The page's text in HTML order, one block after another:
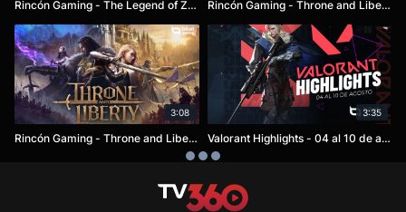
Rincón Gaming - The Legend of Zelda : Echoes of Wisdom Rincón Gaming - Throne and Liberty
3:08
Rincón Gaming - Throne and Liberty
3:35
Valorant Highlights - 04 al 10 de agosto